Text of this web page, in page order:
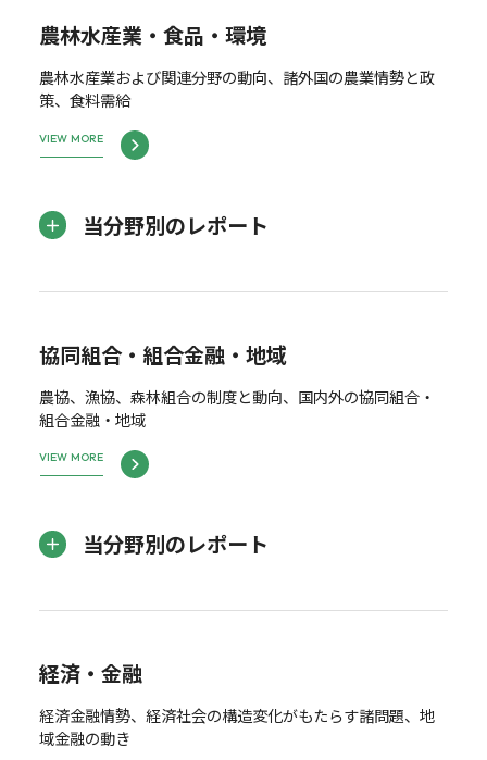
農林水産業・食品・環境
農林水産業および関連分野の動向、諸外国の農業情勢と政
策、食料需給
VIEW MORE
当分野別のレポート
協同組合・組合金融・地域
農協、漁協、森林組合の制度と動向、国内外の協同組合・
組合金融・地域
VIEW MORE
当分野別のレポート
経済・金融
経済金融情勢、経済社会の構造変化がもたらす諸問題、地
域金融の動き